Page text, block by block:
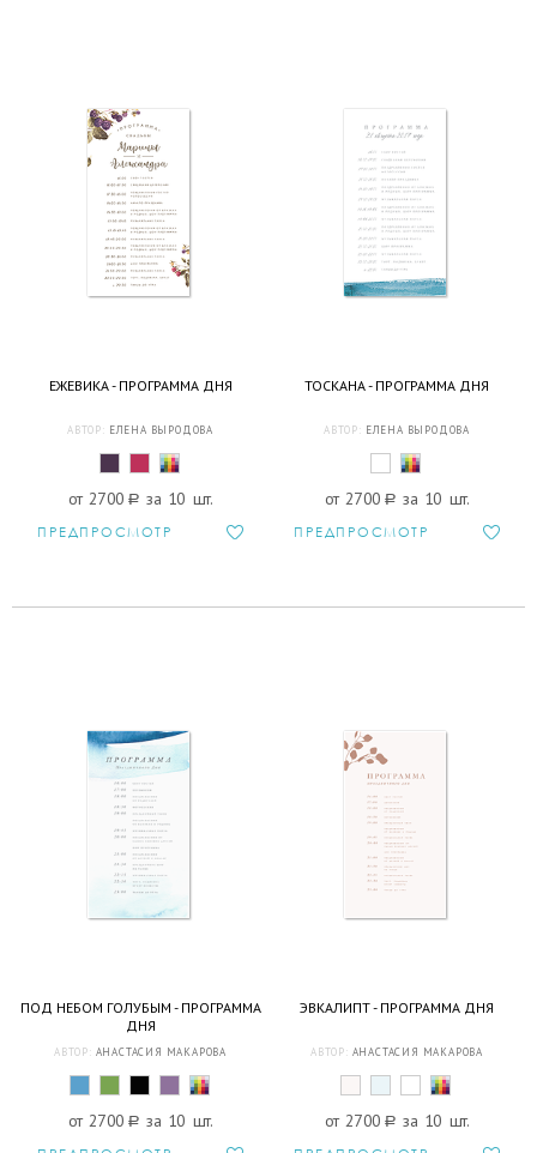
ЕЖЕВИКА - ПРОГРАММА ДНЯ
АВТОР: ЕЛЕНА ВЫРОДОВА
от 2700 a за 10 шт.
ПРЕДПРОСМОТР
ТОСКАНА - ПРОГРАММА ДНЯ
АВТОР: ЕЛЕНА ВЫРОДОВА
от 2700 a за 10 шт.
ПРЕДПРОСМОТР
ПОД НЕБОМ ГОЛУБЫМ - ПРОГРАММА
ДНЯ
АВТОР: АНАСТАСИЯ МАКАРОВА
от 2700 a за 10 шт.
ЭВКАЛИПТ - ПРОГРАММА ДНЯ
АВТОР: АНАСТАСИЯ МАКАРОВА
от 2700 a за 10 шт.